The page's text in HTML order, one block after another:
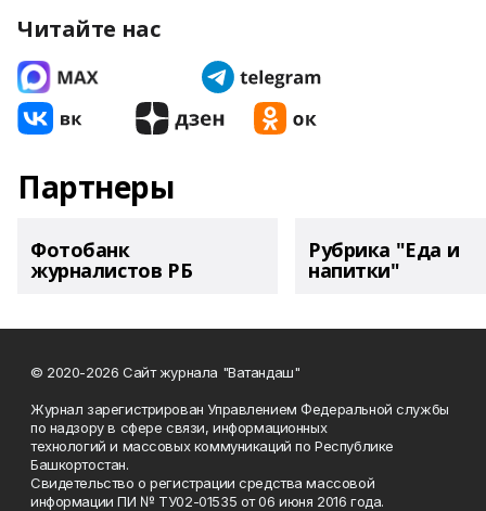
Читайте нас
Партнеры
Фотобанк
журналистов РБ
Рубрика "Еда и
напитки"
© 2020-2026 Сайт журнала "Ватандаш"
Журнал зарегистрирован Управлением Федеральной службы
по надзору в сфере связи, информационных
технологий и массовых коммуникаций по Республике
Башкортостан.
Свидетельство о регистрации средства массовой
информации ПИ № ТУ02-01535 от 06 июня 2016 года.